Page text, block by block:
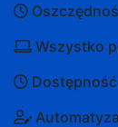
Wszystko